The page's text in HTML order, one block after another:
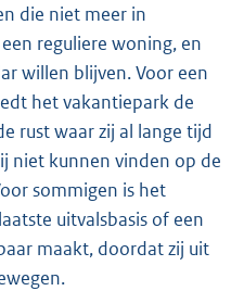
die niet meer in
reguliere woning, en
willen blijven. Voor een
het vakantiepark de
rust waar zij al lange tijd
niet kunnen vinden op de
sommigen is het
uitvalsbasis of een
maakt, doordat zij uit